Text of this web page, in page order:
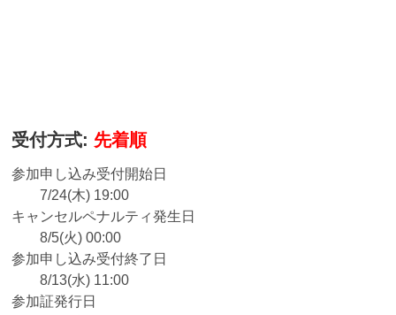
受付方式: 先着順
参加申し込み受付開始日
7/24(木) 19:00
キャンセルペナルティ発生日
8/5(火) 00:00
参加申し込み受付終了日
8/13(水) 11:00
参加証発行日